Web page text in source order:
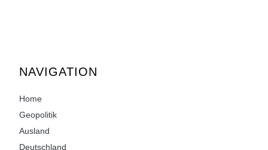
NAVIGATION
Home
Geopolitik
Ausland
Deutschland